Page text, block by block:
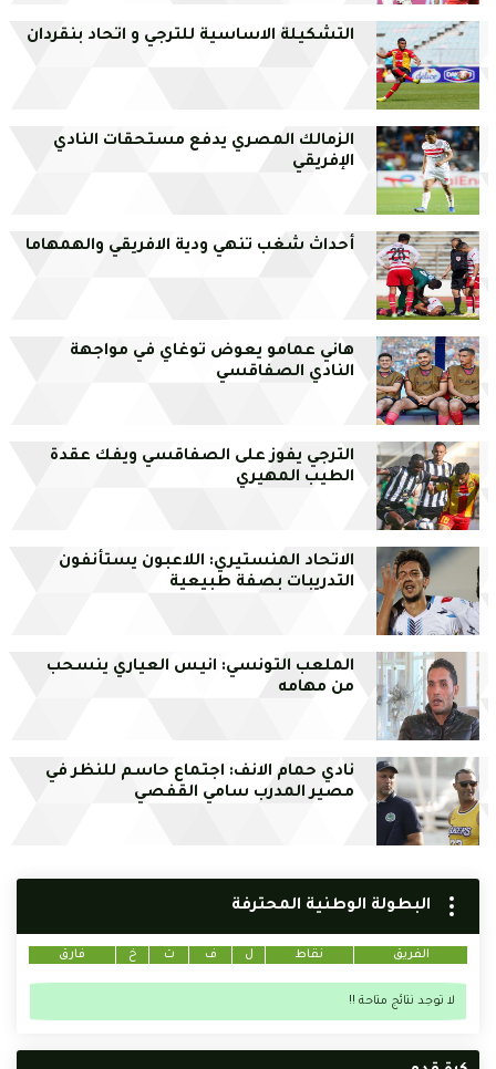
التشكيلة الاساسية للترجي و اتحاد بنقردان
الزمالك المصري يدفع مستحقات النادي
الإفريقي
أحداث شغب تنهي ودية الافريقي والهمهاما
هاني عمامو يعوض توغاي في مواجهة
النادي الصفاقسي
الترجي يفوز على الصفاقسي ويفك عقدة
الطيب المهيري
الاتحاد المنستيري: اللاعبون يستأنفون
التدريبات بصفة طبيعية
الملعب التونسي: انيس العياري ينسحب
من مهامه
نادي حمام الانف: اجتماع حاسم للنظر في
مصير المدرب سامي القفصي
البطولة الوطنية المحترفة
الفريق نقاط ل ف ت خ فارق
لا توجد نتائج متاحة !!